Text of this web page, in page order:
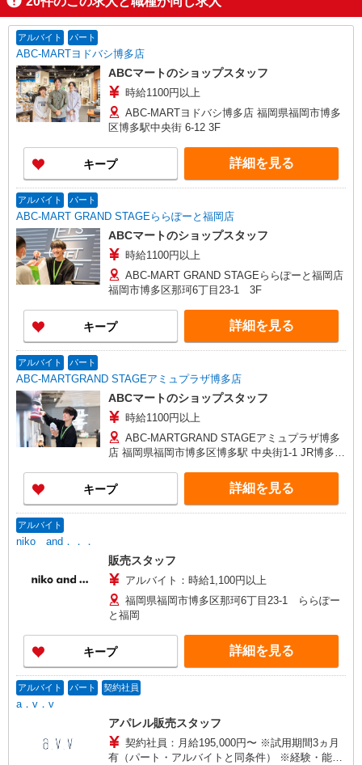
アルバイト パート
ABC-MARTヨドバシ博多店
ABCマートのショップスタッフ
時給1100円以上
ABC-MARTヨドバシ博多店 福岡県福岡市博多
区博多駅中央街 6-12 3F
キープ 詳細を見る
アルバイト パート
ABC-MART GRAND STAGEららぽーと福岡店
ABCマートのショップスタッフ
時給1100円以上
ABC-MART GRAND STAGEららぽーと福岡店
福岡市博多区那珂6丁目23-1 3F
キープ 詳細を見る
アルバイト パート
ABC-MARTGRAND STAGEアミュプラザ博多店
ABCマートのショップスタッフ
時給1100円以上
ABC-MARTGRAND STAGEアミュプラザ博多
店 福岡県福岡市博多区博多駅 中央街1-1 JR博多シ
キープ 詳細を見る
アルバイト
niko and．．．
販売スタッフ
アルバイト：時給1,100円以上
福岡県福岡市博多区那珂6丁目23-1 ららぽー
と福岡
キープ 詳細を見る
アルバイト パート 契約社員
a．v．v
アパレル販売スタッフ
契約社員：月給195,000円〜 ※試用期間3ヵ月
有（パート・アルバイトと同条件） ※経験・能力